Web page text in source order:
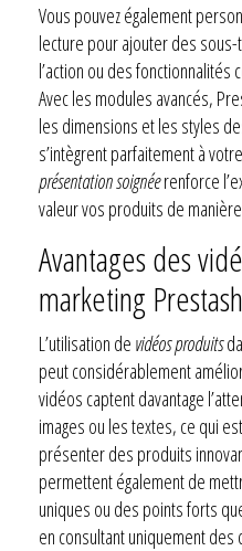
Vous pouvez également
lecture pour ajouter des
l’action ou des fonctionnalités
Avec les modules avancés,
les dimensions et les styles
s’intègrent parfaitement à
présentation soignéerenforce
valeur vos produits de
Avantages des
marketing
L’utilisation de vidéos produits
peut considérablement
vidéos captent davantage
images ou les textes, ce qui
présenter des produits
permettent également de
uniques ou des points forts
en consultant uniquement